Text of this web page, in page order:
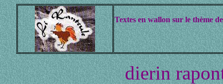
Textes en wallon sur le thème
dierin